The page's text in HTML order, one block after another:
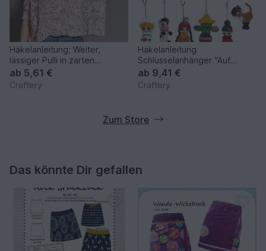
Häkelanleitung: Weiter,
lässiger Pulli in zarten
Farbtönen
ab 5,61 €
Craftery
Häkelanleitung
Schlüsselanhänger "Auf
Weltreise"
ab 9,41 €
Craftery
Zum Store
Das könnte Dir gefallen